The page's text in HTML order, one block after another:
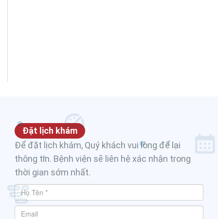
Đặt lịch khám
Để đặt lịch khám, Quý khách vui lòng để lại
thông tin. Bệnh viện sẽ liên hệ xác nhận trong
thời gian sớm nhất.